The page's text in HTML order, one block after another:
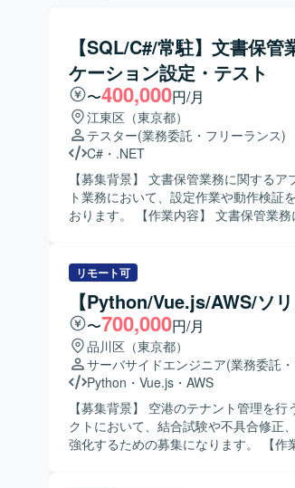
【SQL/C#/常駐】文書保管
ケーション設定・テスト
〜400,000円/月
江東区（東京都）
テスター(業務委託・フリーランス)
C# ・ .NET
【募集背景】 文書保管業務に関する
ト業務において、設定作業や動作検証
おります。 【作業内容】 文書保管業務に関するアプリケーション設定
動作検証などを行っていただきます。
定ファイルの作成、汎用ツールの設定
ースコード確認や機能追加、オンデマ
汎用ツールの動作確認、業務フローに
携確認などを実施していただきます。 【求める人物像】 文書保管業務
に関するアプリケーション設定やテス
ただける方を求めております。SQLや
を持ち、丁寧に設定や検証を進めてい
【ポジションの魅力】 文書保管業務
汎用ツールの設定・改修、動作検証ま
きます。SQLやC#などのスキルを活か
リモート可
【Python/Vue.js/AWS/ソ
〜700,000円/月
品川区（東京都）
サーバサイドエンジニア(業務委託
Python ・ Vue.js ・ AWS
【募集背景】 空港のテナント管理を
クトにおいて、結合試験や不具合修正
強化するための募集になります。 【作業内容】 空港のテナント管理を